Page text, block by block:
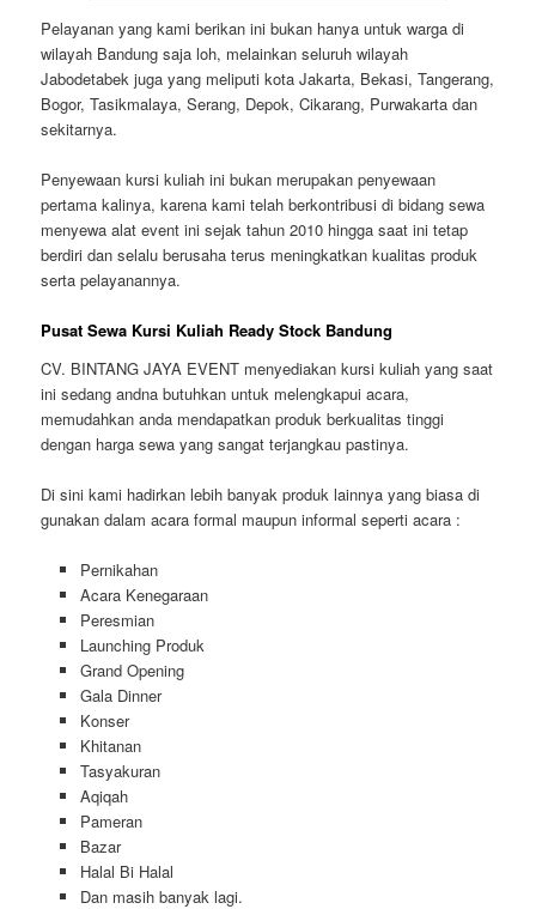
Pelayanan yang kami berikan ini bukan hanya untuk warga di
wilayah Bandung saja loh, melainkan seluruh wilayah
Jabodetabek juga yang meliputi kota Jakarta, Bekasi, Tangerang,
Bogor, Tasikmalaya, Serang, Depok, Cikarang, Purwakarta dan
sekitarnya.
Penyewaan kursi kuliah ini bukan merupakan penyewaan
pertama kalinya, karena kami telah berkontribusi di bidang sewa
menyewa alat event ini sejak tahun 2010 hingga saat ini tetap
berdiri dan selalu berusaha terus meningkatkan kualitas produk
serta pelayanannya.
Pusat Sewa Kursi Kuliah Ready Stock Bandung
CV. BINTANG JAYA EVENT menyediakan kursi kuliah yang saat
ini sedang andna butuhkan untuk melengkapui acara,
memudahkan anda mendapatkan produk berkualitas tinggi
dengan harga sewa yang sangat terjangkau pastinya.
Di sini kami hadirkan lebih banyak produk lainnya yang biasa di
gunakan dalam acara formal maupun informal seperti acara :
Pernikahan
Acara Kenegaraan
Peresmian
Launching Produk
Grand Opening
Gala Dinner
Konser
Khitanan
Tasyakuran
Aqiqah
Pameran
Bazar
Halal Bi Halal
Dan masih banyak lagi.